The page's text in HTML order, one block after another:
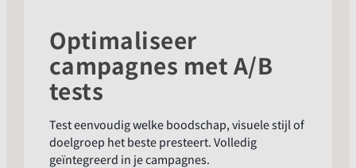
Optimaliseer
campagnes met A/B
tests
Test eenvoudig welke boodschap, visuele stijl of
doelgroep het beste presteert. Volledig
geïntegreerd in je campagnes.